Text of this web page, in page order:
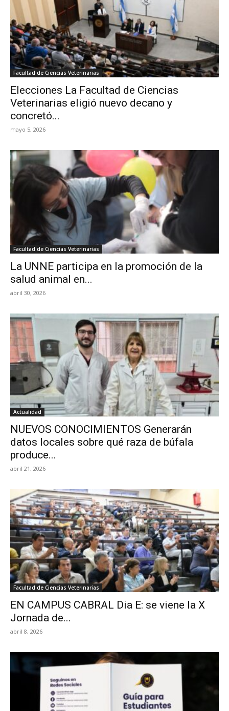
Facultad de Ciencias Veterinarias
Elecciones La Facultad de Ciencias
Veterinarias eligió nuevo decano y
concretó...
mayo 5, 2026
Facultad de Ciencias Veterinarias
La UNNE participa en la promoción de la
salud animal en...
abril 30, 2026
Actualidad
NUEVOS CONOCIMIENTOS Generarán
datos locales sobre qué raza de búfala
produce...
abril 21, 2026
Facultad de Ciencias Veterinarias
EN CAMPUS CABRAL Dia E: se viene la X
Jornada de...
abril 8, 2026